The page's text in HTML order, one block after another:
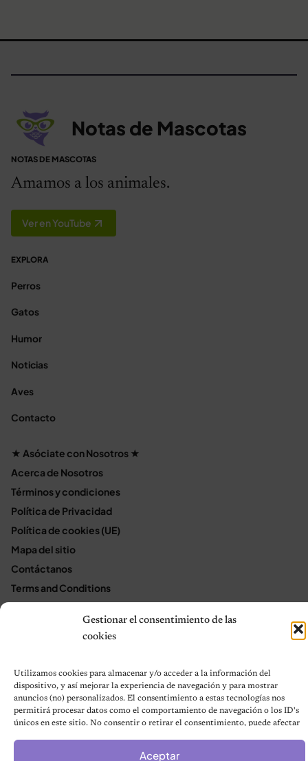
Gestionar el consentimiento de las
cookies
Utilizamos cookies para almacenar y/o acceder a la información del
dispositivo, y así mejorar la experiencia de navegación y para mostrar
anuncios (no) personalizados. El consentimiento a estas tecnologías nos
permitirá procesar datos como el comportamiento de navegación o los ID's
únicos en este sitio. No consentir o retirar el consentimiento, puede afectar
Aceptar
Notas de Mascotas
NOTAS DE MASCOTAS
Amamos a los animales.
Ver en YouTube
EXPLORA
Perros
Gatos
Humor
Noticias
Aves
Contacto
★ Asóciate con Nosotros ★
Acerca de Nosotros
Términos y condiciones
Política de Privacidad
Política de cookies (UE)
Mapa del sitio
Contáctanos
Terms and Conditions
© 2026 Notas de Mascotas